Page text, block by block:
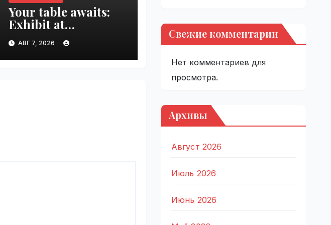
Your table awaits:
Exhibit at
TechCrunch Disrupt
2026 to be seen by
thousands |
АВГ 7, 2026
Свежие комментарии
Нет комментариев для
просмотра.
Архивы
Август 2026
Июль 2026
Июнь 2026